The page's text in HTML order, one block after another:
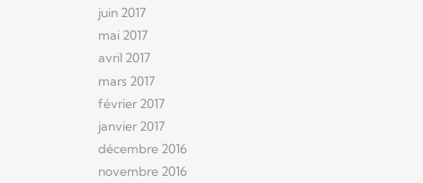
juin 2017
mai 2017
avril 2017
mars 2017
février 2017
janvier 2017
décembre 2016
novembre 2016